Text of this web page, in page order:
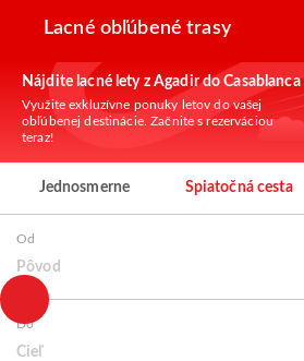
Lacné obľúbené trasy
Nájdite lacné lety z Agadir do Casablanca
Využite exkluzívne ponuky letov do vašej
obľúbenej destinácie. Začnite s rezerváciou
teraz!
Jednosmerne Spiatočná cesta
Od
Pôvod
Do
Cieľ